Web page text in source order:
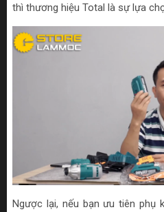
thì thương hiệu Total là sự lựa
Ngược lại, nếu bạn ưu tiên phụ